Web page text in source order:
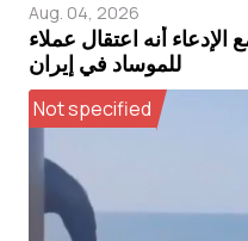
Aug. 04, 2026
أنه اعتقال عملاء
Not specified